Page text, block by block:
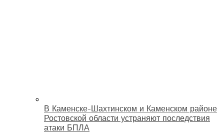
В Каменске-Шахтинском и Каменском районе
Ростовской области устраняют последствия
атаки БПЛА